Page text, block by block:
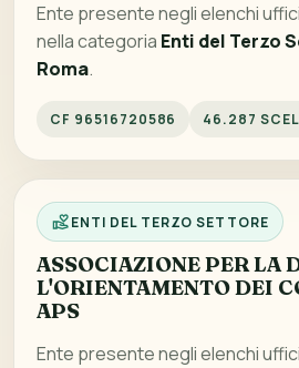
Ente presente negli elenchi
nella categoria Enti del Terzo
Roma.
CF 96516720586 46.287
ENTI DEL TERZO SETTORE
ASSOCIAZIONE PER LA
L'ORIENTAMENTO DEI
APS
Ente presente negli elenchi